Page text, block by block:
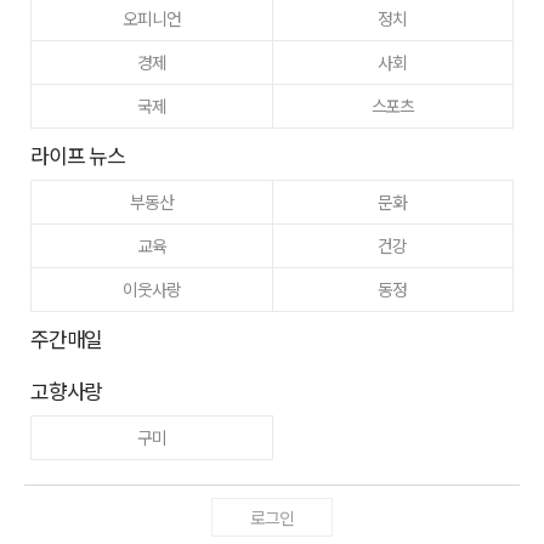
오피니언
정치
경제
사회
국제
스포츠
라이프 뉴스
부동산
문화
교육
건강
이웃사랑
동정
주간매일
고향사랑
구미
로그인